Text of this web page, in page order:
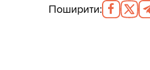
Поширити: